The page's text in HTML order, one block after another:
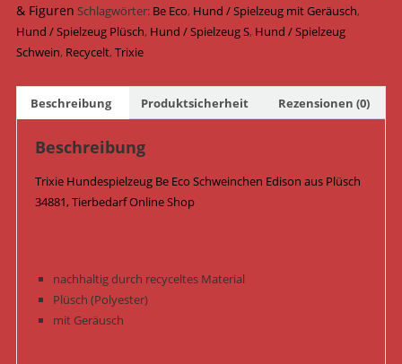
Edison
Plüsch
24
34881
Menge
& Figuren Schlagwörter: Be Eco, Hund / Spielzeug mit Geräusch,
Hund / Spielzeug Plüsch, Hund / Spielzeug S, Hund / Spielzeug
Schwein, Recycelt,Trixie
Beschreibung Produktsicherheit Rezensionen (0)
Beschreibung
Trixie Hundespielzeug Be Eco Schweinchen Edison aus Plüsch
34881, Tierbedarf Online Shop
nachhaltig durch recyceltes Material
Plüsch (Polyester)
mit Geräusch